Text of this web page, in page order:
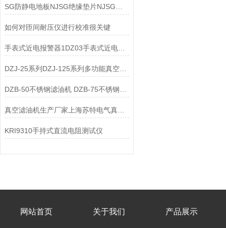
如何对匝间耐压仪进行校准很关键
手表式近电报警器1DZ03手表式近电报警器1DZ8
DZJ-25系列DZJ-125系列多功能真空滤油机
真空滤油机生产厂家上海苏特电气真空滤油机真空滤油机生产厂家
KRI9310手持式直流电阻测试仪
网站首页 关于我们 产品展示